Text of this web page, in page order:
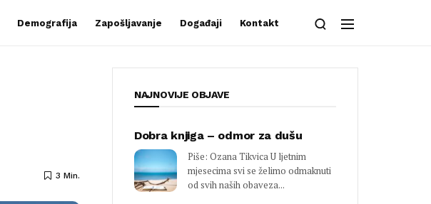
Demografija Zapošljavanje Događaji Kontakt
3 Min.
NAJNOVIJE OBJAVE
Dobra knjiga – odmor za dušu
Piše: Ozana Tikvica U ljetnim
mjesecima svi se želimo odmaknuti
od svih naših obaveza...